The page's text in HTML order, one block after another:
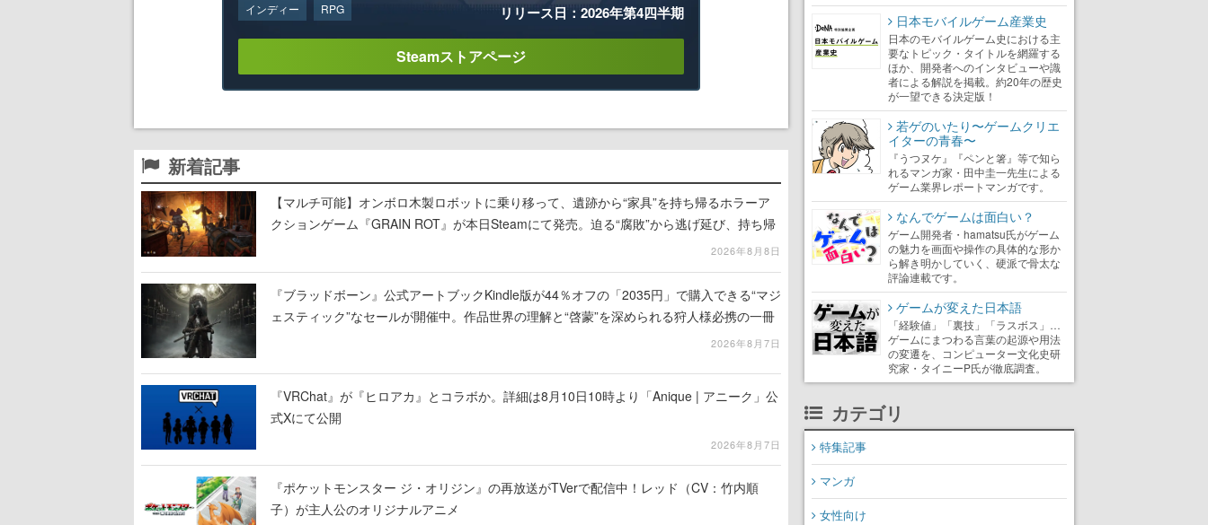
インディー RPG リリース日：2026年第4四半期
Steamストアページ
新着記事
【マルチ可能】オンボロ木製ロボットに乗り移って、遺跡から“家具”を持ち帰るホラーア
クションゲーム『GRAIN ROT』が本日Steamにて発売。迫る“腐敗”から逃げ延び、持ち帰
2026年8月8日
『ブラッドボーン』公式アートブックKindle版が44％オフの「2035円」で購入できる“マジ
ェスティック”なセールが開催中。作品世界の理解と“啓蒙”を深められる狩人様必携の一冊
2026年8月7日
『VRChat』が『ヒロアカ』とコラボか。詳細は8月10日10時より「Anique | アニーク」公
式Xにて公開
2026年8月7日
『ポケットモンスター ジ・オリジン』の再放送がTVerで配信中！レッド（CV：竹内順
子）が主人公のオリジナルアニメ
日本モバイルゲーム産業史
日本のモバイルゲーム史における主
要なトピック・タイトルを網羅する
ほか、開発者へのインタビューや識
者による解説を掲載。約20年の歴史
が一望できる決定版！
若ゲのいたり〜ゲームクリエ
イターの青春〜
『うつヌケ』『ペンと箸』等で知ら
れるマンガ家・田中圭一先生による
ゲーム業界レポートマンガです。
なんでゲームは面白い？
ゲーム開発者・hamatsu氏がゲーム
の魅力を画面や操作の具体的な形か
ら解き明かしていく、硬派で骨太な
評論連載です。
ゲームが変えた日本語
「経験値」「裏技」「ラスボス」…
ゲームにまつわる言葉の起源や用法
の変遷を、コンピューター文化史研
究家・タイニーP氏が徹底調査。
カテゴリ
特集記事
マンガ
女性向け